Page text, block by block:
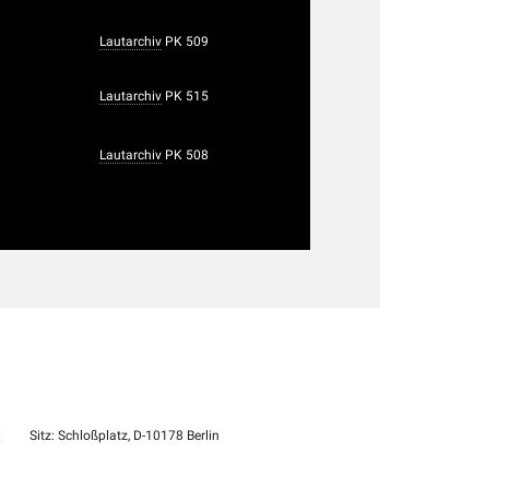
Lautarchiv PK 509
Lautarchiv PK 515
Lautarchiv PK 508
Sitz: Schloßplatz, D-10178 Berlin